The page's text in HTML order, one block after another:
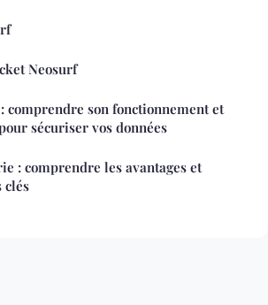
Neosurf
comprendre son fonctionnement et
sécuriser vos données
: comprendre les avantages et
clés